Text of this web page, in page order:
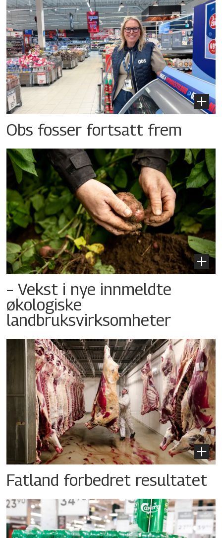
Obs fosser fortsatt frem
– Vekst i nye innmeldte
økologiske
landbruksvirksomheter
Fatland forbedret resultatet